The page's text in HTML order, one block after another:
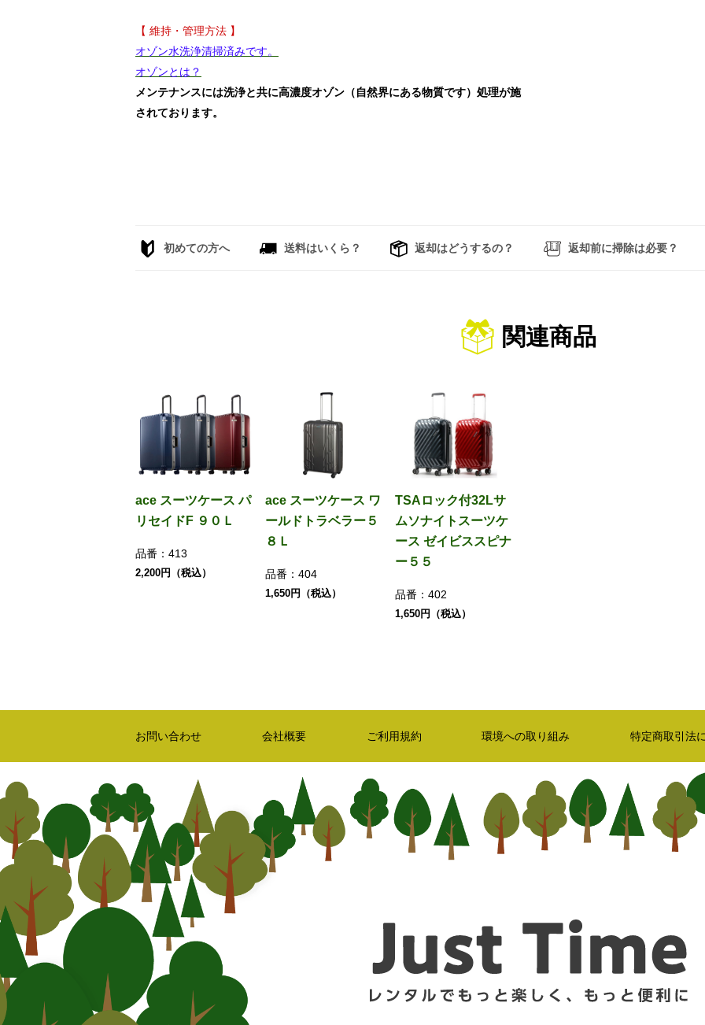
【 維持・管理方法 】
オゾン水洗浄清掃済みです。
オゾンとは？
メンテナンスには洗浄と共に高濃度オゾン（自然界にある物質です）処理が施
されております。
初めての方へ 送料はいくら？ 返却はどうするの？ 返却前に掃除は必要？
関連商品
ace スーツケース パ
リセイドF ９０Ｌ
品番： 413
2,200円（税込）
ace スーツケース ワ
ールドトラベラー５
８Ｌ
品番： 404
1,650円（税込）
TSAロック付32Lサ
ムソナイトスーツケ
ース ゼイビススピナ
ー５５
品番： 402
1,650円（税込）
お問い合わせ 会社概要 ご利用規約 環境への取り組み 特定商取引法